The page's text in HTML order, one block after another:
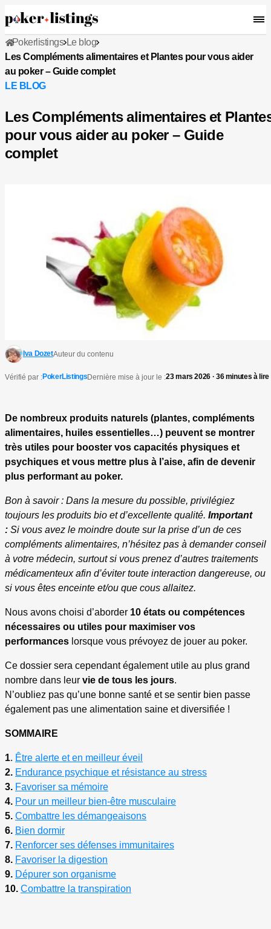
Pokerlistings Le blog
Les Compléments alimentaires et Plantes pour vous aider
au poker – Guide complet
LE BLOG
Les Compléments alimentaires et
pour vous aider au poker – Guide
complet
Iva DozetAuteur du contenu
Vérifié par :PokerListingsDernière mise à jour le :23 mars 2026 · 36 minutes à lire
De nombreux produits naturels (plantes, compléments
alimentaires, huiles essentielles…) peuvent se montrer
très utiles pour booster vos capacités physiques et
psychiques et vous mettre plus à l’aise, afin de devenir
plus performant au poker.
Bon à savoir : Dans la mesure du possible, privilégiez
toujours les produits bio et d’excellente qualité. Important
: Si vous avez le moindre doute sur la prise d’un de ces
compléments alimentaires, n’hésitez pas à demander conseil
à votre médecin, surtout si vous prenez d’autres traitements
médicamenteux afin d’éviter toute interaction dangereuse, ou
si vous êtes enceinte et/ou que cous allaitez.
Nous avons choisi d’aborder 10 états ou compétences
nécessaires ou utiles pour maximiser vos
performances lorsque vous prévoyez de jouer au poker.
Ce dossier sera cependant également utile au plus grand
nombre dans leur vie de tous les jours.
N’oubliez pas qu’une bonne santé et se sentir bien passe
également pas une alimentation saine et diversifiée !
SOMMAIRE
1. Être alerte et en meilleur éveil
2. Endurance psychique et résistance au stress
3. Favoriser sa mémoire
4. Pour un meilleur bien-être musculaire
5. Combattre les démangeaisons
6. Bien dormir
7. Renforcer ses défenses immunitaires
8. Favoriser la digestion
9. Dépurer son organisme
10. Combattre la transpiration